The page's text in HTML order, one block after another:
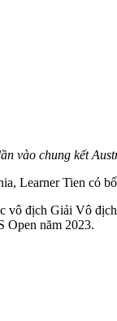
vào chung kết
Learner Tien có
vô địch Giải Vô
Open năm 2023.